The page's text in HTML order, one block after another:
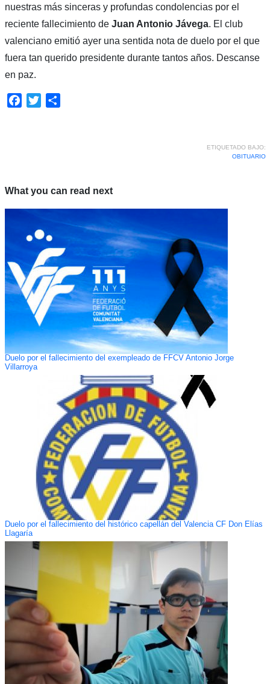
nuestras más sinceras y profundas condolencias por el
reciente fallecimiento de Juan Antonio Jávega. El club
valenciano emitió ayer una sentida nota de duelo por el que
fuera tan querido presidente durante tantos años. Descanse
en paz.
Facebook
Twitter
ETIQUETADO BAJO:
OBITUARIO
What you can read next
Duelo por el fallecimiento del exempleado de FFCV Antonio Jorge
Villarroya
Duelo por el fallecimiento del histórico capellán del Valencia CF Don Elías
Llagaría